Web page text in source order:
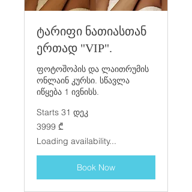
ტარიფი ნათიასთან
ერთად "VIP".
ფოტოშოპის და ლაითრუმის
ონლაინ კურსი. სწავლა
იწყება 1 ივნისს.
Starts 31 დეკ
3999
ქართული
3999 ₾
Loading availability...
Book Now